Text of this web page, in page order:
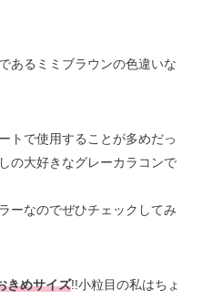
あるミミブラウンの色違いな
トで使用することが多めだっ
の大好きなグレーカラコンで
ーなのでぜひチェックしてみ
きめサイズ!!小粒目の私はちょ